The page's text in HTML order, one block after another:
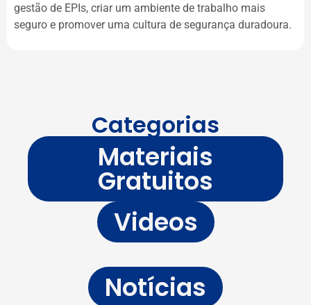
gestão de EPIs, criar um ambiente de trabalho mais
seguro e promover uma cultura de segurança duradoura.
Categorias
Materiais
Gratuitos
Videos
Notícias